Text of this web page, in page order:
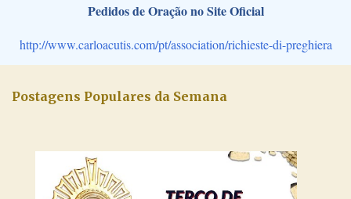
Pedidos de Oração no Site Oficial
http://www.carloacutis.com/pt/association/richieste-di-preghiera
Postagens Populares da Semana